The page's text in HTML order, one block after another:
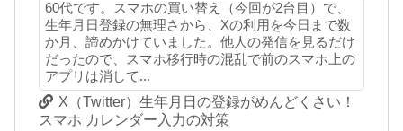
60代です。スマホの買い替え（今回が2台目）で、
生年月日登録の無理さから、Xの利用を今日まで数
か月、諦めかけていました。他人の発信を見るだけ
だったので、スマホ移行時の混乱で前のスマホ上の
アプリは消して...
X（Twitter）生年月日の登録がめんどくさい！
スマホ カレンダー入力の対策